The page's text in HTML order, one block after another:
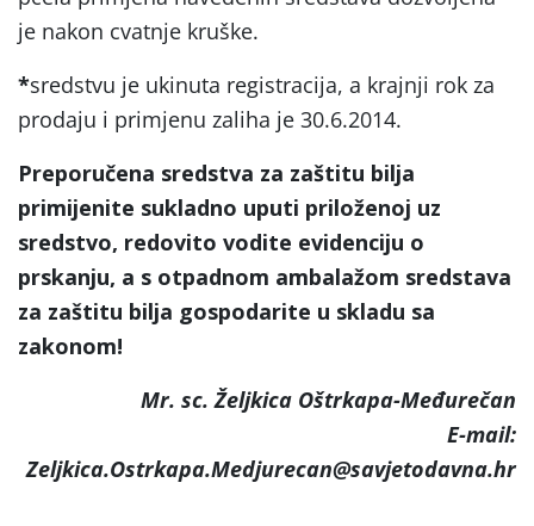
je nakon cvatnje kruške.
*sredstvu je ukinuta registracija, a krajnji rok za
prodaju i primjenu zaliha je 30.6.2014.
Preporučena sredstva za zaštitu bilja
primijenite sukladno uputi priloženoj uz
sredstvo, redovito vodite evidenciju o
prskanju, a s otpadnom ambalažom sredstava
za zaštitu bilja gospodarite u skladu sa
zakonom!
Mr. sc. Željkica Oštrkapa-Međurečan
E-mail:
Zeljkica.Ostrkapa.Medjurecan@savjetodavna.hr